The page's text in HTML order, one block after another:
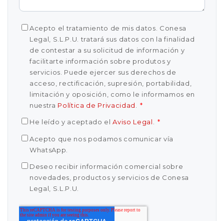
Acepto el tratamiento de mis datos. Conesa
Legal, S.L.P.U. tratará sus datos con la finalidad
de contestar a su solicitud de información y
facilitarte información sobre produtos y
servicios. Puede ejercer sus derechos de
acceso, rectificación, supresión, portabilidad,
limitación y oposición, como le informamos en
nuestra Política de Privacidad *
He leído y aceptado elAviso Legal *
Acepto que nos podamos comunicar vía
WhatsApp.
Deseo recibir información comercial sobre
novedades, productos y servicios de Conesa
Legal, S.L.P.U.